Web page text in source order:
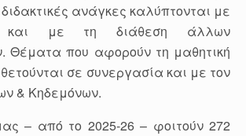
ανάγκες καλύπτονται με
και με τη διάθεση άλλων
Θέματα που αφορούν τη μαθητική
σε συνεργασία και με τον
& Κηδεμόνων.
– από το 2025-26 – φοιτούν 272